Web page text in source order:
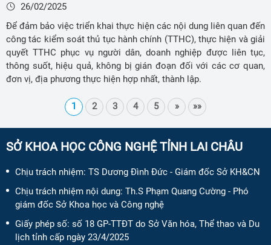
26/02/2025
Để đảm bảo việc triển khai thực hiện các nội dung liên quan đến
công tác kiểm soát thủ tục hành chính (TTHC), thực hiện và giải
quyết TTHC phục vụ người dân, doanh nghiệp được liên tục,
thông suốt, hiệu quả, không bị gián đoạn đối với các cơ quan,
đơn vị, địa phương thực hiện hợp nhất, thành lập.
1 2 3 4 5 » »»
SỞ KHOA HỌC CÔNG NGHỆ TỈNH LAI CHÂU
Chịu trách nhiệm: TS Dương Đình Đức - Giám đốc Sở KH&CN
Chịu trách nhiệm nội dung: Th.S Phạm Quang Cường - Phó
giám đốc Sở Khoa học và Công nghệ
Giấy phép số: số 18 GP-TTĐT do Sở Văn hóa, Thể thao và Du
lịch tỉnh cấp ngày 23/4/2025